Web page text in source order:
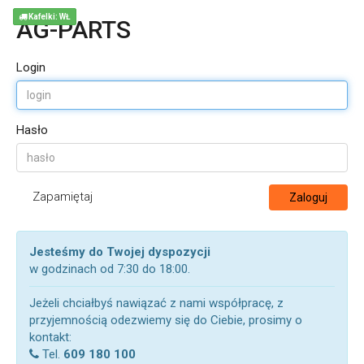
AG-PARTS
Login
Hasło
Zapamiętaj Zaloguj
Jesteśmy do Twojej dyspozycji
w godzinach od 7:30 do 18:00.
Jeżeli chciałbyś nawiązać z nami współpracę, z
przyjemnością odezwiemy się do Ciebie, prosimy o
kontakt:
Tel. 609 180 100
Kafelki: WŁ